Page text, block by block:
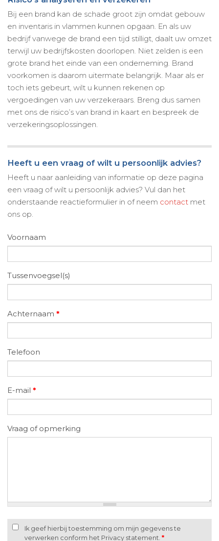
Bij een brand kan de schade groot zijn omdat gebouw
en inventaris in vlammen kunnen opgaan. En als uw
bedrijf vanwege de brand een tijd stilligt, daalt uw omzet
terwijl uw bedrijfskosten doorlopen. Niet zelden is een
grote brand het einde van een onderneming. Brand
voorkomen is daarom uitermate belangrijk. Maar als er
toch iets gebeurt, wilt u kunnen rekenen op
vergoedingen van uw verzekeraars. Breng dus samen
met ons de risico’s van brand in kaart en bespreek de
verzekeringsoplossingen.
Heeft u een vraag of wilt u persoonlijk advies?
Heeft u naar aanleiding van informatie op deze pagina
een vraag of wilt u persoonlijk advies? Vul dan het
onderstaande reactieformulier in of neem contact met
ons op.
Voornaam
Tussenvoegsel(s)
Achternaam *
Telefoon
E-mail *
Vraag of opmerking
Ik geef hierbij toestemming om mijn gegevens te
verwerken conform het Privacy statement. *